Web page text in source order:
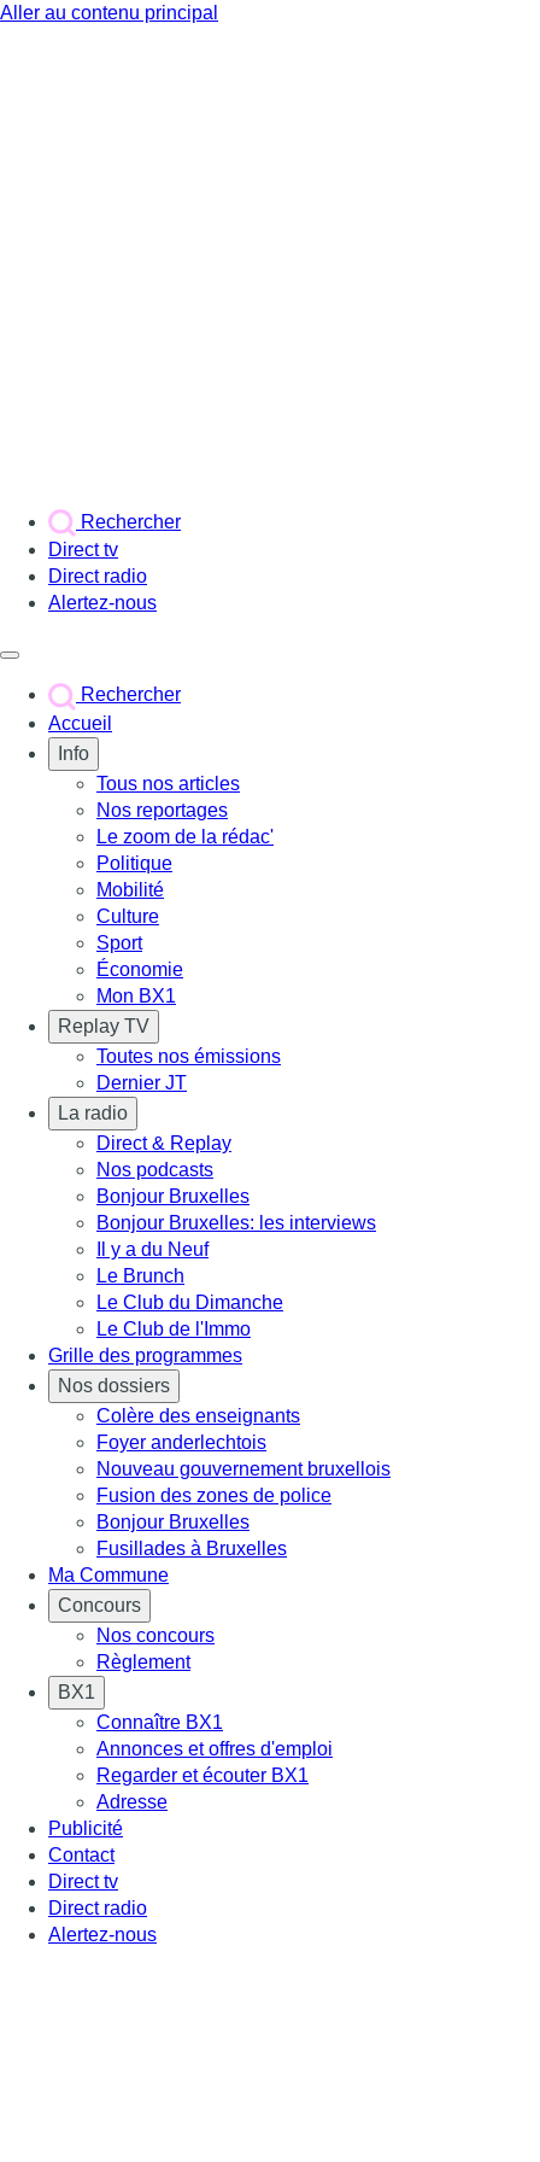
Aller au contenu principal
Rechercher
Direct tv
Direct radio
Alertez-nous
Rechercher
Accueil
Info
Tous nos articles
Nos reportages
Le zoom de la rédac'
Politique
Mobilité
Culture
Sport
Économie
Mon BX1
Replay TV
Toutes nos émissions
Dernier JT
La radio
Direct & Replay
Nos podcasts
Bonjour Bruxelles
Bonjour Bruxelles: les interviews
Il y a du Neuf
Le Brunch
Le Club du Dimanche
Le Club de l'Immo
Grille des programmes
Nos dossiers
Colère des enseignants
Foyer anderlechtois
Nouveau gouvernement bruxellois
Fusion des zones de police
Bonjour Bruxelles
Fusillades à Bruxelles
Ma Commune
Concours
Nos concours
Règlement
BX1
Connaître BX1
Annonces et offres d'emploi
Regarder et écouter BX1
Adresse
Publicité
Contact
Direct tv
Direct radio
Alertez-nous